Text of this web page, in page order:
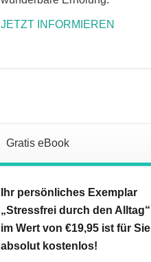
JETZT INFORMIEREN
Gratis eBook
Ihr persönliches Exemplar
„Stressfrei durch den Alltag“
im Wert von €19,95 ist für Sie
absolut kostenlos!